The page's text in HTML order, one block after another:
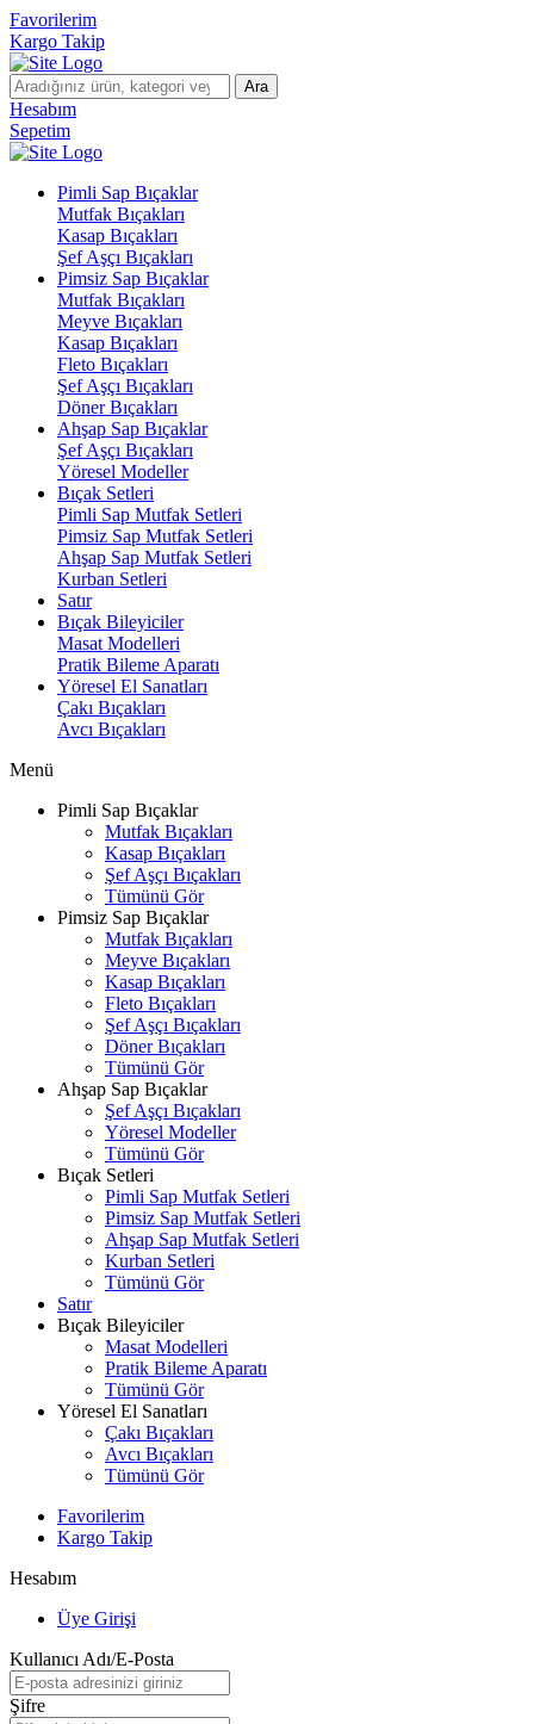
Favorilerim
Kargo Takip
Ara
Hesabım
Sepetim
Pimli Sap Bıçaklar
Mutfak Bıçakları
Kasap Bıçakları
Şef Aşçı Bıçakları
Pimsiz Sap Bıçaklar
Mutfak Bıçakları
Meyve Bıçakları
Kasap Bıçakları
Fleto Bıçakları
Şef Aşçı Bıçakları
Döner Bıçakları
Ahşap Sap Bıçaklar
Şef Aşçı Bıçakları
Yöresel Modeller
Bıçak Setleri
Pimli Sap Mutfak Setleri
Pimsiz Sap Mutfak Setleri
Ahşap Sap Mutfak Setleri
Kurban Setleri
Satır
Bıçak Bileyiciler
Masat Modelleri
Pratik Bileme Aparatı
Yöresel El Sanatları
Çakı Bıçakları
Avcı Bıçakları
Menü
Pimli Sap Bıçaklar
Mutfak Bıçakları
Kasap Bıçakları
Şef Aşçı Bıçakları
Tümünü Gör
Pimsiz Sap Bıçaklar
Mutfak Bıçakları
Meyve Bıçakları
Kasap Bıçakları
Fleto Bıçakları
Şef Aşçı Bıçakları
Döner Bıçakları
Tümünü Gör
Ahşap Sap Bıçaklar
Şef Aşçı Bıçakları
Yöresel Modeller
Tümünü Gör
Bıçak Setleri
Pimli Sap Mutfak Setleri
Pimsiz Sap Mutfak Setleri
Ahşap Sap Mutfak Setleri
Kurban Setleri
Tümünü Gör
Satır
Bıçak Bileyiciler
Masat Modelleri
Pratik Bileme Aparatı
Tümünü Gör
Yöresel El Sanatları
Çakı Bıçakları
Avcı Bıçakları
Tümünü Gör
Favorilerim
Kargo Takip
Hesabım
Üye Girişi
Kullanıcı Adı/E-Posta
Şifre